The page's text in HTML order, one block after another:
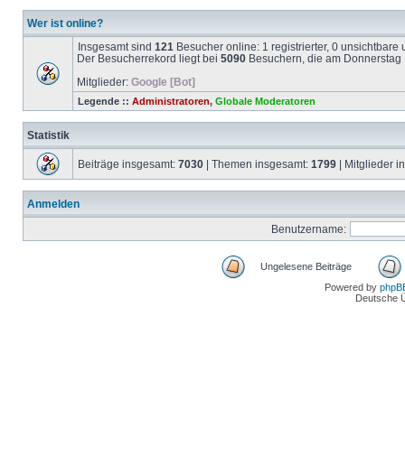
Wer ist online?
Insgesamt sind 121 Besucher online: 1 registrierter, 0
Der Besucherrekord liegt bei 5090 Besuchern, die am
Mitglieder: Google [Bot]
Legende :: Administratoren, Globale Moderatoren
Statistik
Beiträge insgesamt: 7030 | Themen insgesamt: 1799 | Mitglieder
Anmelden
Benutzername:
Ungelesene Beiträge
Powered by
Deutsche